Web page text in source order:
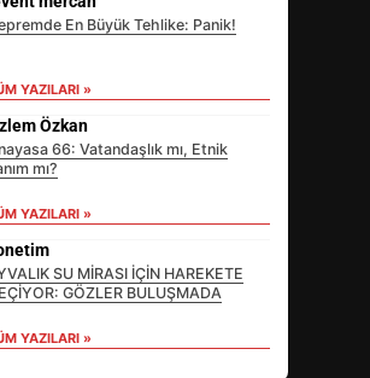
En Büyük Tehlike: Panik!
YAZILARI »
Özkan
66: Vatandaşlık mı, Etnik
mı?
YAZILARI »
SU MİRASI İÇİN HAREKETE
GÖZLER BULUŞMADA
YAZILARI »
EİB’DE KRİTİK ATAMA:
SÜRDÜRÜLEBİLİRLİKTE NE
DEĞİŞECEK?